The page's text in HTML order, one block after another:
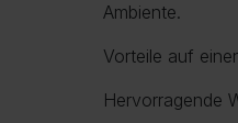
Ambiente.
Vorteile auf
Hervorragende